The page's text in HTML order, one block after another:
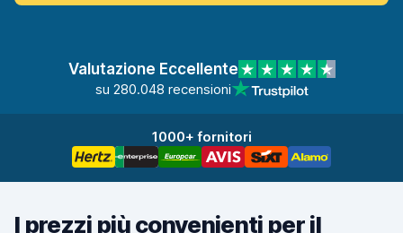
Valutazione Eccellente
su 280.048 recensioni
1000+ fornitori
I prezzi più convenienti per il